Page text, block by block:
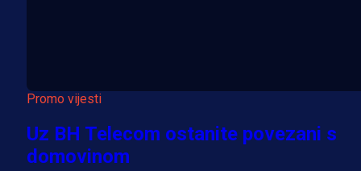
Promo vijesti
Uz BH Telecom ostanite povezani s
domovinom